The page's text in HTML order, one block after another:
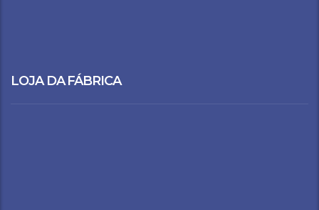
LOJA DA FÁBRICA